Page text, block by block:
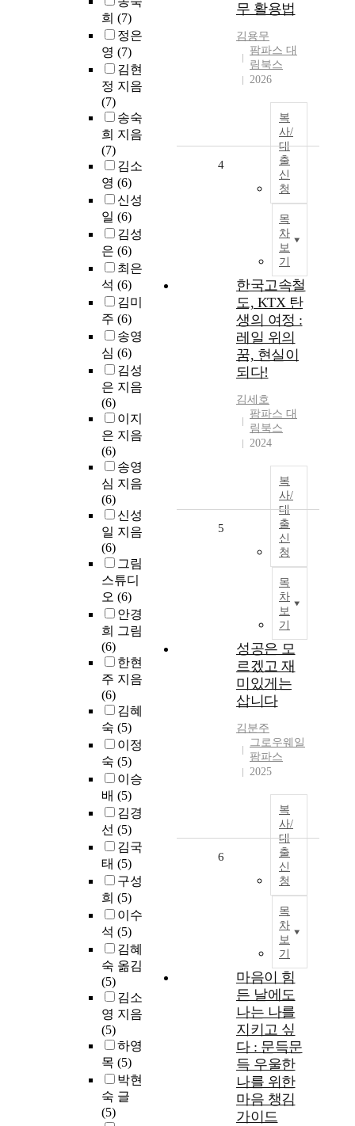
희 (7)
정은
영 (7)
김현
정 지음
(7)
송숙
희 지음
(7)
김소
영 (6)
신성
일 (6)
김성
은 (6)
최은
석 (6)
김미
주 (6)
송영
심 (6)
김성
은 지음
(6)
이지
은 지음
(6)
송영
심 지음
(6)
신성
일 지음
(6)
그림
스튜디
오 (6)
안경
희 그림
(6)
한현
주 지음
(6)
김혜
숙 (5)
이정
숙 (5)
이승
배 (5)
김경
선 (5)
김국
태 (5)
구성
희 (5)
이수
석 (5)
김혜
숙 옮김
(5)
김소
영 지음
(5)
하영
목 (5)
박현
숙 글
(5)
무 활용법
김용무
팜파스 대
림북스
2026
복
사/
대
출
신
청
목
차
보
기
4
한국고속철
도, KTX 탄
생의 여정 :
레일 위의
꿈, 현실이
되다!
김세호
팜파스 대
림북스
2024
복
사/
대
출
신
청
목
차
보
기
5
성공은 모
르겠고 재
미있게는
삽니다
김분주
그로우웨일
팜파스
2025
복
사/
대
출
신
청
목
차
보
기
6
마음이 힘
든 날에도
나는 나를
지키고 싶
다 : 문득문
득 우울한
나를 위한
마음 챙김
가이드